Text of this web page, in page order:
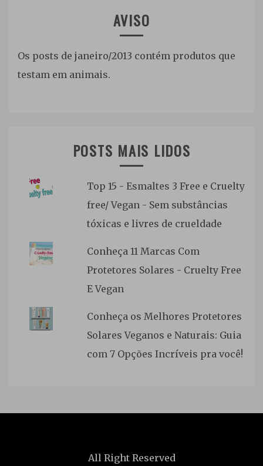
AVISO
Os posts de janeiro/2013 contém produtos que
testam em animais.
POSTS MAIS LIDOS
Top 15 - Esmaltes 3 Free e Cruelty
free/ Vegan - Sem substâncias
tóxicas e livres de crueldade
Conheça 11 Marcas Com
Protetores Solares - Cruelty Free
E Vegan
Conheça os Melhores Protetores
Solares Veganos e Naturais: Guia
com 7 Opções Incríveis pra você!
All Right Reserved